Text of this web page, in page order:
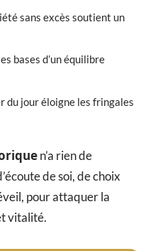
sans excès soutient un
bases d’un équilibre
du jour éloigne les fringales
n’a rien de
de soi, de choix
pour attaquer la
vitalité.